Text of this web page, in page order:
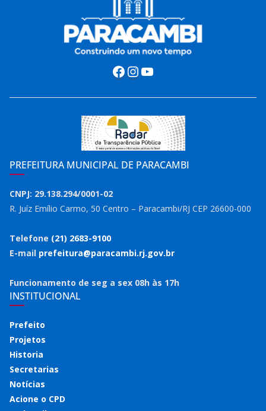
Facebook
Instagram
Youtube
PREFEITURA MUNICIPAL DE PARACAMBI
CNPJ: 29.138.294/0001-02
R. Juíz Emílio Carmo, 50 Centro – Paracambi/RJ CEP 26600-000
Telefone (21) 2683-9100
E-mail prefeitura@paracambi.rj.gov.br
Funcionamento de seg a sex 08h às 17h
INSTITUCIONAL
Prefeito
Projetos
Historia
Secretarias
Notícias
Acione o CPD